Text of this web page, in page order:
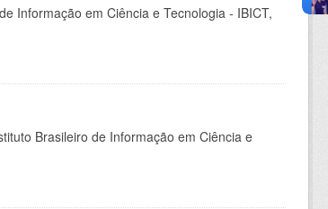
Informação em Ciência e Tecnologia - IBICT,
Brasileiro de Informação em Ciência e